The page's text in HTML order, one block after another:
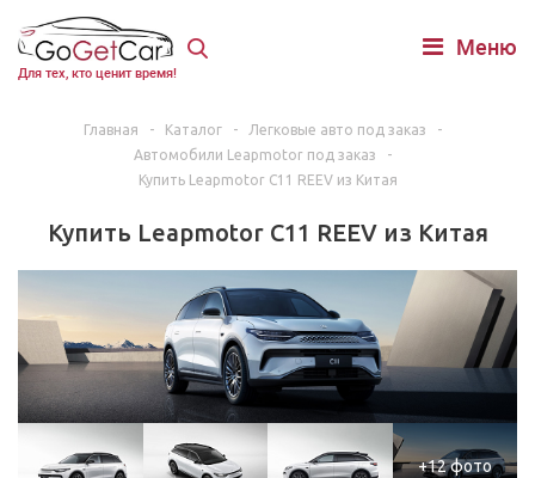
Для тех, кто ценит время!
Меню
Главная - Каталог - Легковые авто под заказ
-
Автомобили Leapmotor под заказ
-
Купить Leapmotor C11 REEV из Китая
Купить Leapmotor C11 REEV из Китая
+12 фото